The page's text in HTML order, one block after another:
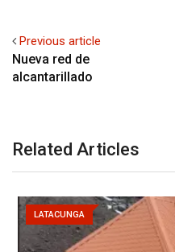
Previous article
Nueva red de
alcantarillado
Related Articles
LATACUNGA